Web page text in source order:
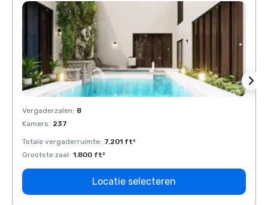
Vergaderzalen: 8
Kamers: 237
Totale vergaderruimte: 7.201 ft²
Grootste zaal: 1.800 ft²
Locatie selecteren